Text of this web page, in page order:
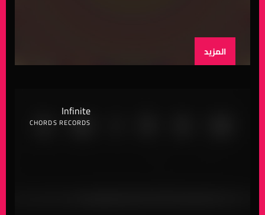
المزيد
Infinite
CHORDS RECORDS